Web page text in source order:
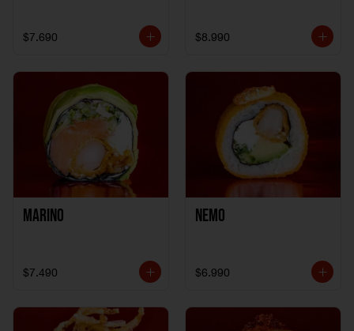
$7.690 $8.990
Marino
$7.490
Nemo
$6.990